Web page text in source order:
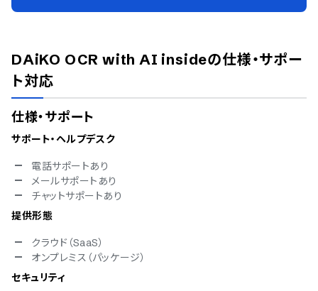
DAiKO OCR with AI insideの仕様・サポー
ト対応
仕様・サポート
サポート・ヘルプデスク
電話サポートあり
メールサポートあり
チャットサポートあり
提供形態
クラウド（SaaS）
オンプレミス（パッケージ）
セキュリティ